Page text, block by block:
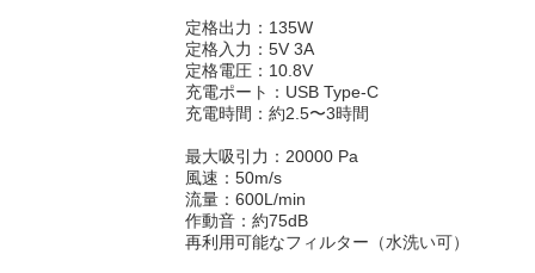
定格出力：135W
定格入力：5V 3A
定格電圧：10.8V
充電ポート：USB Type-C
充電時間：約2.5〜3時間
最大吸引力：20000 Pa
風速：50m/s
流量：600L/min
作動音：約75dB
再利用可能なフィルター（水洗い可）